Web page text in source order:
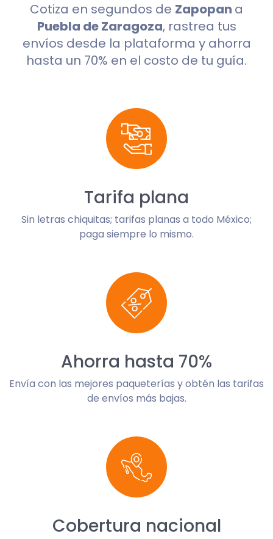
Cotiza en segundos de Zapopan a
Puebla de Zaragoza, rastrea tus
envíos desde la plataforma y ahorra
hasta un 70% en el costo de tu guía.
Tarifa plana
Sin letras chiquitas; tarifas planas a todo México;
paga siempre lo mismo.
Ahorra hasta 70%
Envía con las mejores paqueterías y obtén las tarifas
de envíos más bajas.
Cobertura nacional